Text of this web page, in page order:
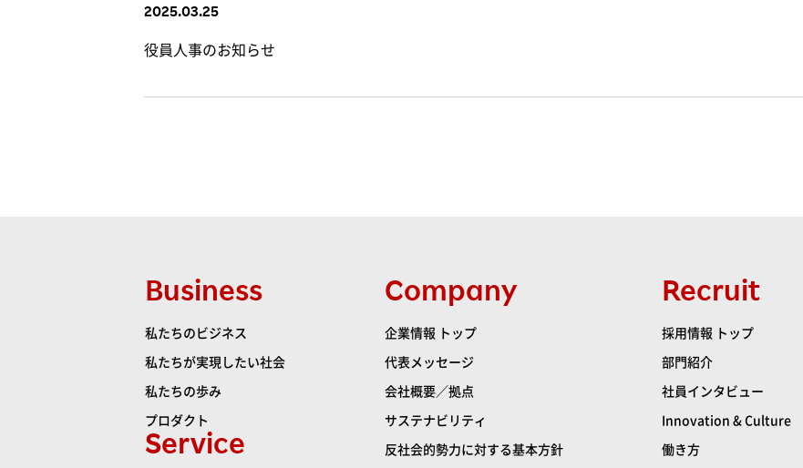
2025.03.25
役員人事のお知らせ
Business
私たちのビジネス
私たちが実現したい社会
私たちの歩み
プロダクト
Service
Company
企業情報 トップ
代表メッセージ
会社概要／拠点
サステナビリティ
反社会的勢力に対する基本方針
Recruit
採用情報 トップ
部門紹介
社員インタビュー
Innovation & Culture
働き方